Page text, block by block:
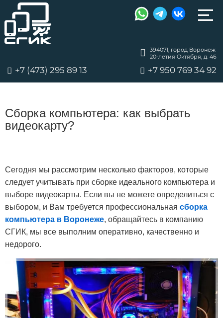
394071, город Воронеж
20-летия Октября, д. 46
+7 (473) 295 89 13 +7 950 769 34 92
Сборка компьютера: как выбрать
видеокарту?
Сегодня мы рассмотрим несколько факторов, которые
следует учитывать при сборке идеального компьютера и
выборе видеокарты. Если вы не можете определиться с
выбором, и Вам требуется профессиональная сборка
компьютера в Воронеже, обращайтесь в компанию
СГИК, мы все выполним оперативно, качественно и
недорого.